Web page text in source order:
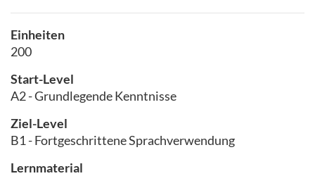
Einheiten
200
Start-Level
A2 - Grundlegende Kenntnisse
Ziel-Level
B1 - Fortgeschrittene Sprachverwendung
Lernmaterial